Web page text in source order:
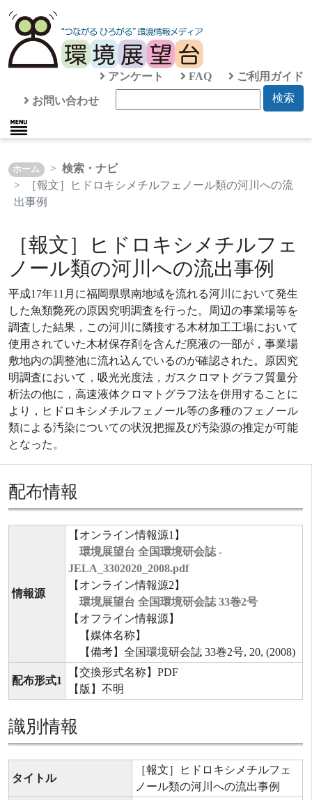
アンケート FAQ ご利用ガイド
お問い合わせ 検索
ホーム
検索・ナビ
［報文］ヒドロキシメチルフェノール類の河川への流
出事例
［報文］ヒドロキシメチルフェ
ノール類の河川への流出事例
平成17年11月に福岡県県南地域を流れる河川において発生
した魚類斃死の原因究明調査を行った。周辺の事業場等を
調査した結果，この河川に隣接する木材加工工場において
使用されていた木材保存剤を含んだ廃液の一部が，事業場
敷地内の調整池に流れ込んでいるのが確認された。原因究
明調査において，吸光光度法，ガスクロマトグラフ質量分
析法の他に，高速液体クロマトグラフ法を併用することに
より，ヒドロキシメチルフェノール等の多種のフェノール
類による汚染についての状況把握及び汚染源の推定が可能
となった。
配布情報
情報源
【オンライン情報源1】
環境展望台 全国環境研会誌 -
JELA_3302020_2008.pdf
【オンライン情報源2】
環境展望台 全国環境研会誌 33巻2号
【オフライン情報源】
【媒体名称】
【備考】全国環境研会誌 33巻2号, 20, (2008)
配布形式1
【交換形式名称】PDF
【版】不明
識別情報
タイトル
［報文］ヒドロキシメチルフェ
ノール類の河川への流出事例